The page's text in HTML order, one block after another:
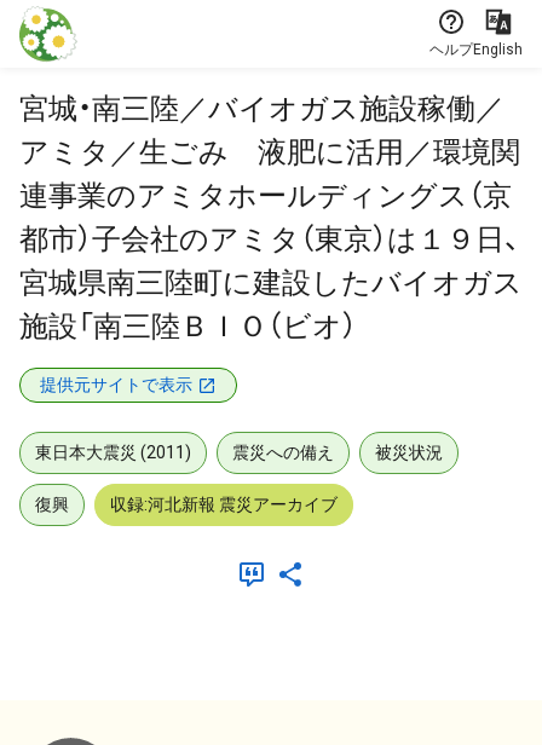
本文に飛ぶ
ヘルプEnglish
宮城・南三陸／バイオガス施設稼働／
アミタ／生ごみ 液肥に活用／環境関
連事業のアミタホールディングス（京
都市）子会社のアミタ（東京）は１９日、
宮城県南三陸町に建設したバイオガス
施設「南三陸ＢＩＯ（ビオ）
提供元サイトで表示
東日本大震災 (2011) 震災への備え 被災状況
復興 収録:河北新報 震災アーカイブ